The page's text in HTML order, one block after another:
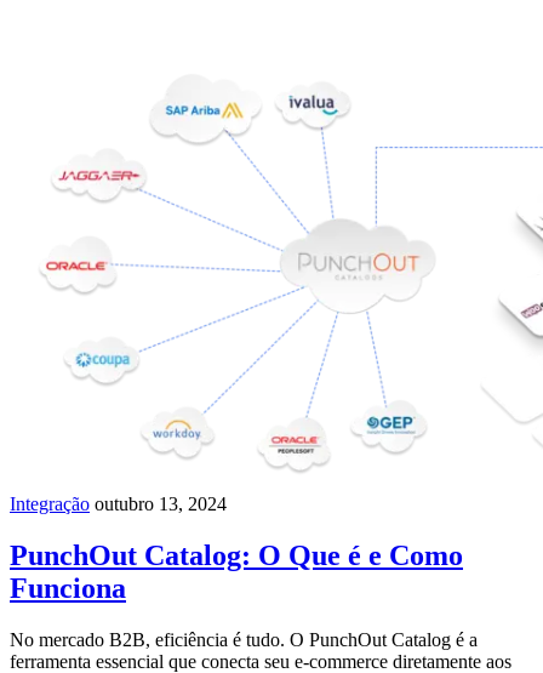
Integração outubro 13, 2024
PunchOut Catalog: O Que é e Como
Funciona
No mercado B2B, eficiência é tudo. O PunchOut Catalog é a
ferramenta essencial que conecta seu e-commerce diretamente aos